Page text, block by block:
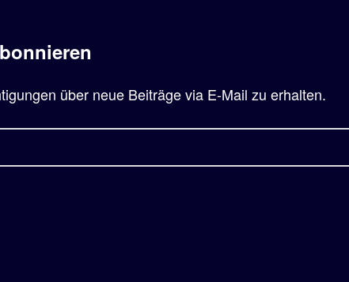
über neue Beiträge via E-Mail zu erhalten.